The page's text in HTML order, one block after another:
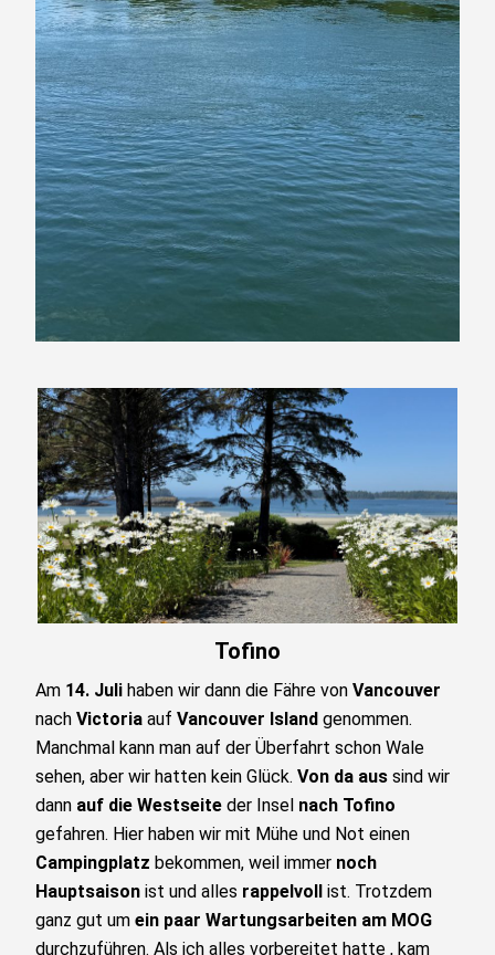
Tofino
Am 14. Juli haben wir dann die Fähre vonVancouver
nachVictoria aufVancouver Island genommen.
Manchmal kann man auf der Überfahrt schon Wale
sehen, aber wir hatten kein Glück.Von da aus sind wir
dann auf die Westseite der Insel nach Tofino
gefahren. Hier haben wir mit Mühe und Not einen
Campingplatz bekommen, weil immer noch
Hauptsaison ist und alles rappelvoll ist. Trotzdem
ganz gut umein paar Wartungsarbeiten am MOG
durchzuführen. Als ich alles vorbereitet hatte , kam